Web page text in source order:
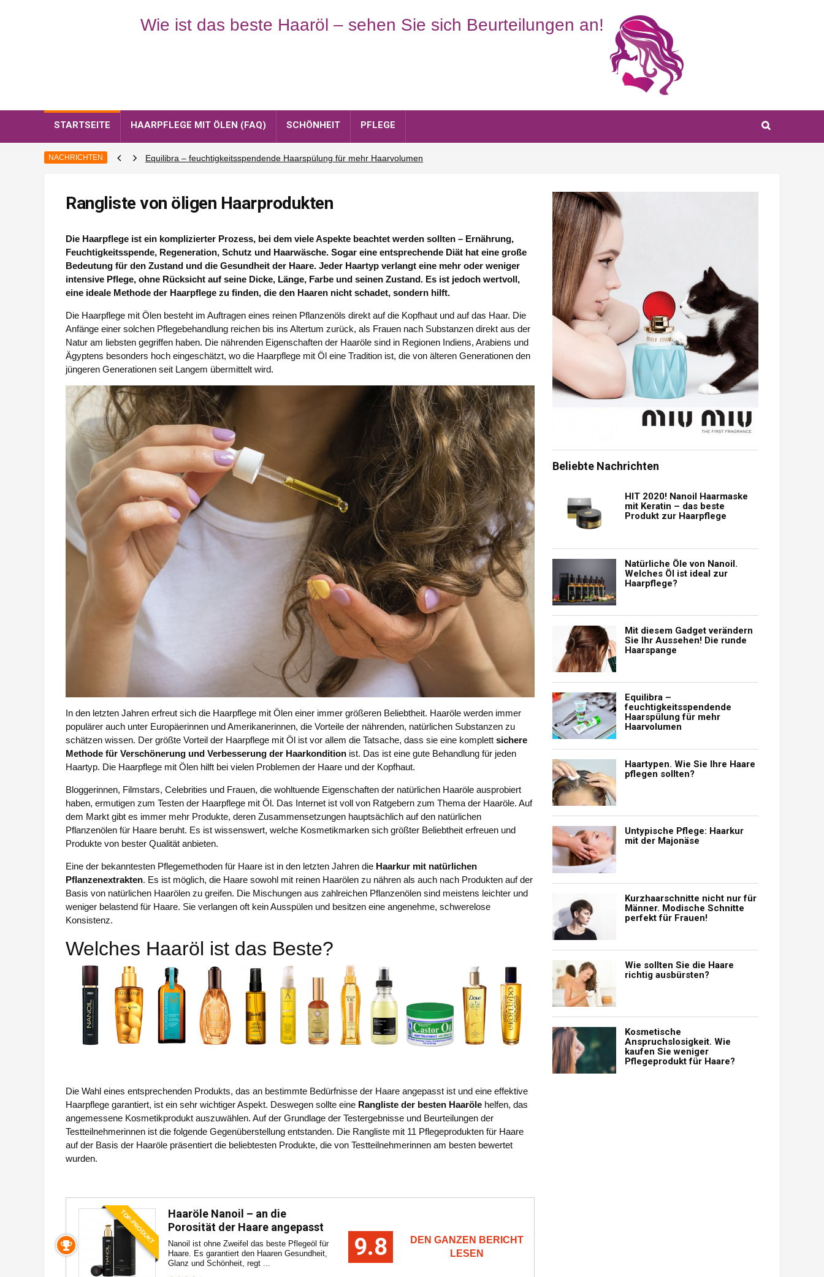
STARTSEITE HAARPFLEGE MIT ÖLEN (FAQ) SCHÖNHEIT PFLEGE
NACHRICHTEN
Equilibra – feuchtigkeitsspendende Haarspülung für mehr Haarvolumen
Laminierung der Haar mit der hohen Porosität zu Hause. Wie?
Sauna für Haarpflege? Ist sie wirklich so gesund?
Rangliste von öligen Haarprodukten
Die Haarpflege ist ein komplizierter Prozess, bei dem viele Aspekte beachtet werden sollten – Ernährung,
Feuchtigkeitsspende, Regeneration, Schutz und Haarwäsche. Sogar eine entsprechende Diät hat eine große
Bedeutung für den Zustand und die Gesundheit der Haare. Jeder Haartyp verlangt eine mehr oder weniger
intensive Pflege, ohne Rücksicht auf seine Dicke, Länge, Farbe und seinen Zustand. Es ist jedoch wertvoll,
eine ideale Methode der Haarpflege zu finden, die den Haaren nicht schadet, sondern hilft.
Die Haarpflege mit Ölen besteht im Auftragen eines reinen Pflanzenöls direkt auf die Kopfhaut und auf das Haar. Die
Anfänge einer solchen Pflegebehandlung reichen bis ins Altertum zurück, als Frauen nach Substanzen direkt aus der
Natur am liebsten gegriffen haben. Die nährenden Eigenschaften der Haaröle sind in Regionen Indiens, Arabiens und
Ägyptens besonders hoch eingeschätzt, wo die Haarpflege mit Öl eine Tradition ist, die von älteren Generationen den
jüngeren Generationen seit Langem übermittelt wird.
In den letzten Jahren erfreut sich die Haarpflege mit Ölen einer immer größeren Beliebtheit. Haaröle werden immer
populärer auch unter Europäerinnen und Amerikanerinnen, die Vorteile der nährenden, natürlichen Substanzen zu
schätzen wissen. Der größte Vorteil der Haarpflege mit Öl ist vor allem die Tatsache, dass sie eine komplett sichere
Methode für Verschönerung und Verbesserung der Haarkondition ist. Das ist eine gute Behandlung für jeden
Haartyp. Die Haarpflege mit Ölen hilft bei vielen Problemen der Haare und der Kopfhaut.
Bloggerinnen, Filmstars, Celebrities und Frauen, die wohltuende Eigenschaften der natürlichen Haaröle ausprobiert
haben, ermutigen zum Testen der Haarpflege mit Öl. Das Internet ist voll von Ratgebern zum Thema der Haaröle. Auf
dem Markt gibt es immer mehr Produkte, deren Zusammensetzungen hauptsächlich auf den natürlichen
Pflanzenölen für Haare beruht. Es ist wissenswert, welche Kosmetikmarken sich größter Beliebtheit erfreuen und
Produkte von bester Qualität anbieten.
Eine der bekanntesten Pflegemethoden für Haare ist in den letzten Jahren die Haarkur mit natürlichen
Pflanzenextrakten. Es ist möglich, die Haare sowohl mit reinen Haarölen zu nähren als auch nach Produkten auf der
Basis von natürlichen Haarölen zu greifen. Die Mischungen aus zahlreichen Pflanzenölen sind meistens leichter und
weniger belastend für Haare. Sie verlangen oft kein Ausspülen und besitzen eine angenehme, schwerelose
Konsistenz.
Welches Haaröl ist das Beste?
Die Wahl eines entsprechenden Produkts, das an bestimmte Bedürfnisse der Haare angepasst ist und eine effektive
Haarpflege garantiert, ist ein sehr wichtiger Aspekt. Deswegen sollte eine Rangliste der besten Haaröle helfen, das
angemessene Kosmetikprodukt auszuwählen. Auf der Grundlage der Testergebnisse und Beurteilungen der
Testteilnehmerinnen ist die folgende Gegenüberstellung entstanden. Die Rangliste mit 11 Pflegeprodukten für Haare
auf der Basis der Haaröle präsentiert die beliebtesten Produkte, die von Testteilnehmerinnen am besten bewertet
wurden.
TOP-PRODUKT
Haaröle Nanoil – an die
Porosität der Haare angepasst
Nanoil ist ohne Zweifel das beste Pflegeöl für
Haare. Es garantiert den Haaren Gesundheit,
Glanz und Schönheit, regt ...
9.8
DEN GANZEN BERICHT
LESEN
Beliebte Nachrichten
HIT 2020! Nanoil Haarmaske
mit Keratin – das beste
Produkt zur Haarpflege
Natürliche Öle von Nanoil.
Welches Öl ist ideal zur
Haarpflege?
Mit diesem Gadget verändern
Sie Ihr Aussehen! Die runde
Haarspange
Equilibra –
feuchtigkeitsspendende
Haarspülung für mehr
Haarvolumen
Haartypen. Wie Sie Ihre Haare
pflegen sollten?
Untypische Pflege: Haarkur
mit der Majonäse
Kurzhaarschnitte nicht nur für
Männer. Modische Schnitte
perfekt für Frauen!
Wie sollten Sie die Haare
richtig ausbürsten?
Kosmetische
Anspruchslosigkeit. Wie
kaufen Sie weniger
Pflegeprodukt für Haare?